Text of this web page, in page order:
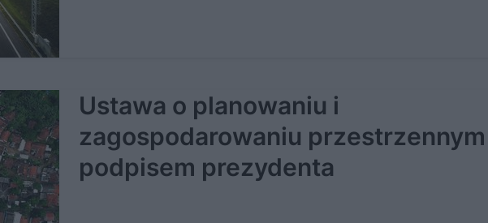
Ustawa o planowaniu i
zagospodarowaniu
podpisem prezydenta